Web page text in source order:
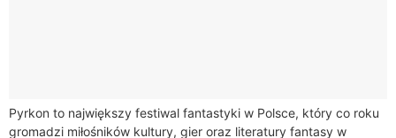
Pyrkon to największy festiwal fantastyki w Polsce, który co roku
gromadzi miłośników kultury, gier oraz literatury fantasy w